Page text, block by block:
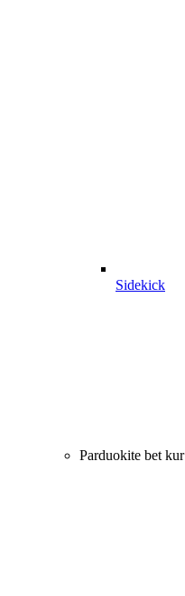
Sidekick
Parduokite bet kur